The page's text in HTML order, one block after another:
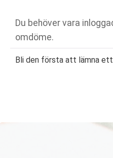
Bli den första att lämna